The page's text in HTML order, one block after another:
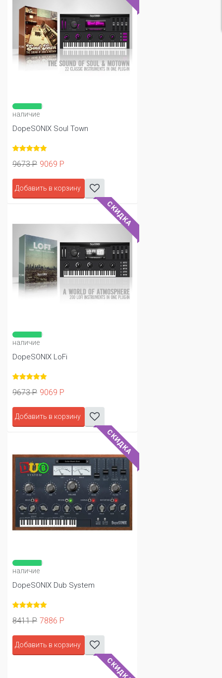
СКИДКА
наличие
DopeSONIX Dub System
8411 Р 7886 Р
Добавить в корзину
СКИДКА
наличие
DopeSONIX LoFi
9673 Р 9069 Р
Добавить в корзину
наличие
DopeSONIX Soul Town
9673 Р 9069 Р
Добавить в корзину
СКИДКА